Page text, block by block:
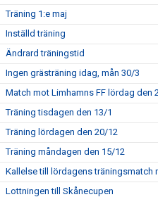
Träning 1:e maj
Inställd träning
Ändrard träningstid
Ingen grästräning idag, mån 30/3
Match mot Limhamns FF lördag den
Träning tisdagen den 13/1
Träning lördagen den 20/12
Träning måndagen den 15/12
Kallelse till lördagens träningsmatch
Lottningen till Skånecupen